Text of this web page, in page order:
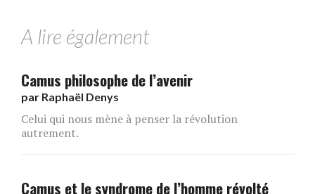
A lire également
Camus philosophe de l’avenir
par Raphaël Denys
Celui qui nous mène à penser la révolution
autrement.
Camus et le syndrome de l’homme révolté